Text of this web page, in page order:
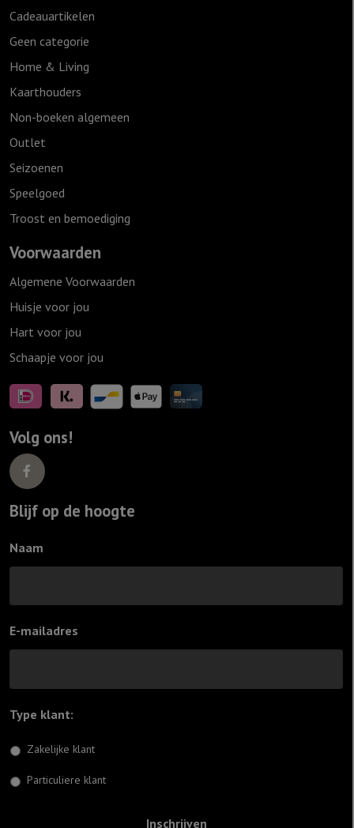
Cadeauartikelen
Geen categorie
Home & Living
Kaarthouders
Non-boeken algemeen
Outlet
Seizoenen
Speelgoed
Troost en bemoediging
Voorwaarden
Algemene Voorwaarden
Huisje voor jou
Hart voor jou
Schaapje voor jou
Volg ons!
Blijf op de hoogte
Naam
E-mailadres
Type klant:
Zakelijke klant
Particuliere klant